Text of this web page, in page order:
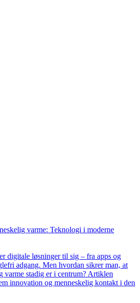
varme: Teknologi i moderne
digitale løsninger til sig – fra apps og
adgang. Men hvordan sikrer man, at
varme stadig er i centrum? Artiklen
innovation og menneskelig kontakt i den